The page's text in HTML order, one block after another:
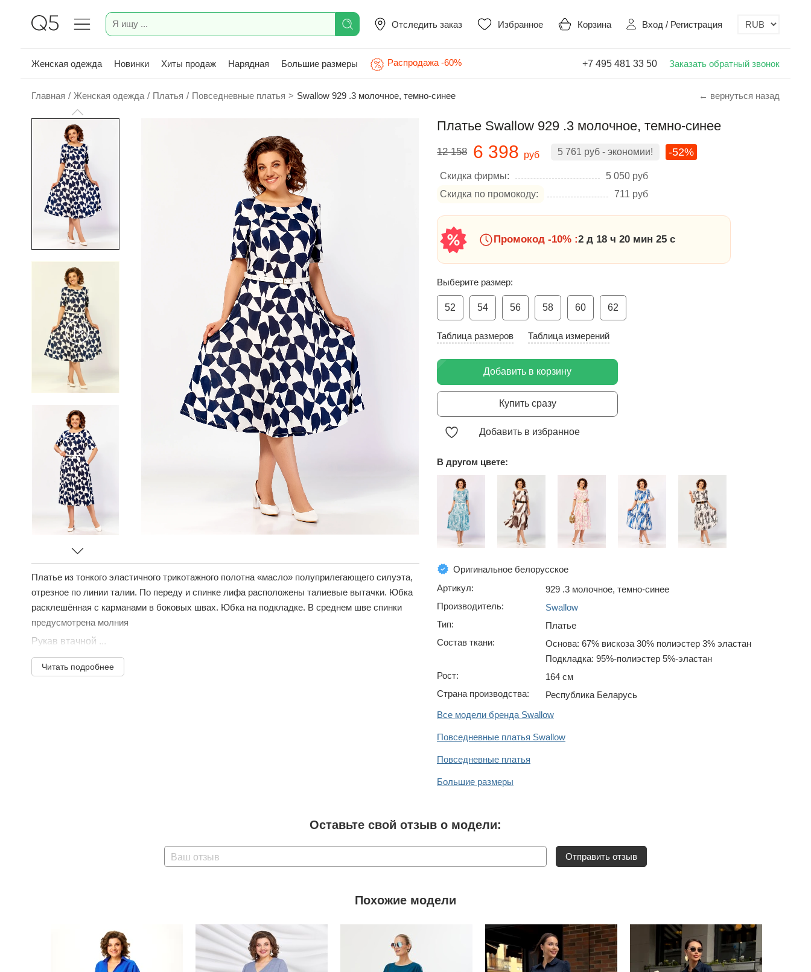
Отследить заказ Избранное Корзина Вход / Регистрация
Женская одежда Новинки Хиты продаж Нарядная Большие размеры Распродажа -60% +7 495 481 33 50 Заказать обратный звонок
Главная / Женская одежда / Платья / Повседневные платья > Swallow 929 .3 молочное, темно-синее ← вернуться назад
Платье из тонкого эластичного трикотажного полотна «масло» полуприлегающего силуэта,
отрезное по линии талии. По переду и спинке лифа расположены талиевые вытачки. Юбка
расклешённая с карманами в боковых швах. Юбка на подкладке. В среднем шве спинки
предусмотрена молния
Рукав втачной ...
Читать подробнее
Платье Swallow 929 .3 молочное, темно-синее
12 158 6 398 руб 5 761 руб - экономии! -52%
Скидка фирмы: 5 050 руб
Скидка по промокоду:
711 руб
Промокод -10% :2 д 18 ч 20 мин 24 с
Выберите размер:
52 54 56 58 60 62
Таблица размеров Таблица измерений
Добавить в корзину
Купить сразу
Добавить в избранное
В другом цвете:
Оригинальное белорусское
Артикул:
929 .3 молочное, темно-синее
Производитель:
Swallow
Тип:
Платье
Состав ткани:
Основа: 67% вискоза 30% полиэстер 3% эластан
Подкладка: 95%-полиэстер 5%-эластан
Рост:
164 см
Страна производства:
Республика Беларусь
Все модели бренда Swallow
Повседневные платья Swallow
Повседневные платья
Большие размеры
Оставьте свой отзыв о модели:
Ваш отзыв Отправить отзыв
Похожие модели